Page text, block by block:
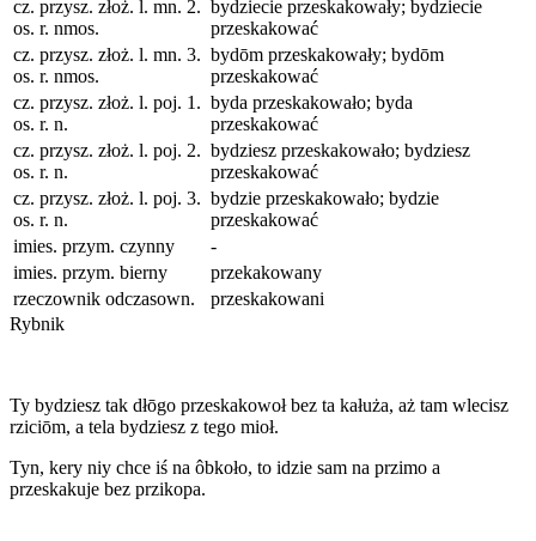
cz. przysz. złoż. l. mn. 2.
os. r. nmos.
bydziecie przeskakowały; bydziecie
przeskakować
cz. przysz. złoż. l. mn. 3.
os. r. nmos.
bydōm przeskakowały; bydōm
przeskakować
cz. przysz. złoż. l. poj. 1.
os. r. n.
byda przeskakowało; byda
przeskakować
cz. przysz. złoż. l. poj. 2.
os. r. n.
bydziesz przeskakowało; bydziesz
przeskakować
cz. przysz. złoż. l. poj. 3.
os. r. n.
bydzie przeskakowało; bydzie
przeskakować
imies. przym. czynny
-
imies. przym. bierny
przekakowany
rzeczownik odczasown.
przeskakowani
Rybnik
Ty bydziesz tak dłōgo przeskakowoł bez ta kałuża, aż tam wlecisz
rziciōm, a tela bydziesz z tego mioł.
Tyn, kery niy chce iś na ôbkoło, to idzie sam na przimo a
przeskakuje bez przikopa.